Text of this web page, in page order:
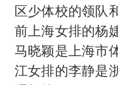
区少体校的领队
前上海女排的杨
马晓颖是上海市
江女排的李静是